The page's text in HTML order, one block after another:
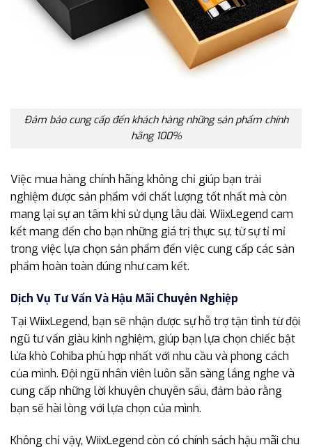
Đảm bảo cung cấp đến khách hàng những sản phẩm chính
hãng 100%
Việc mua hàng chính hãng không chỉ giúp bạn trải
nghiệm được sản phẩm với chất lượng tốt nhất mà còn
mang lại sự an tâm khi sử dụng lâu dài. WiixLegend cam
kết mang đến cho bạn những giá trị thực sự, từ sự tỉ mỉ
trong việc lựa chọn sản phẩm đến việc cung cấp các sản
phẩm hoàn toàn đúng như cam kết.
Dịch Vụ Tư Vấn Và Hậu Mãi Chuyên Nghiệp
Tại WiixLegend, bạn sẽ nhận được sự hỗ trợ tận tình từ đội
ngũ tư vấn giàu kinh nghiệm, giúp bạn lựa chọn chiếc bật
lửa khò Cohiba phù hợp nhất với nhu cầu và phong cách
của mình. Đội ngũ nhân viên luôn sẵn sàng lắng nghe và
cung cấp những lời khuyên chuyên sâu, đảm bảo rằng
bạn sẽ hài lòng với lựa chọn của mình.
Không chỉ vậy, WiixLegend còn có chính sách hậu mãi chu